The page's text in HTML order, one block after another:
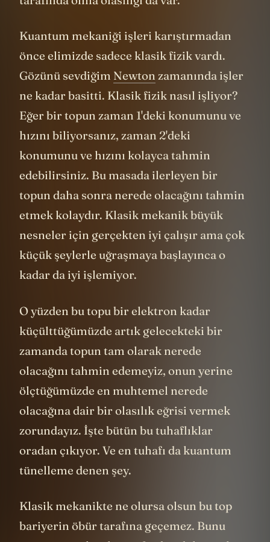
tarafında olma olasılığı da var.
Kuantum mekaniği işleri karıştırmadan
önce elimizde sadece klasik fizik vardı.
Gözünü sevdiğim Newtonzamanında işler
ne kadar basitti. Klasik fizik nasıl işliyor?
Eğer bir topun zaman 1'deki konumunu ve
hızını biliyorsanız, zaman 2'deki
konumunu ve hızını kolayca tahmin
edebilirsiniz. Bu masada ilerleyen bir
topun daha sonra nerede olacağını tahmin
etmek kolaydır. Klasik mekanik büyük
nesneler için gerçekten iyi çalışır ama çok
küçük şeylerle uğraşmaya başlayınca o
kadar da iyi işlemiyor.
O yüzden bu topu bir elektron kadar
küçülttüğümüzde artık gelecekteki bir
zamanda topun tam olarak nerede
olacağını tahmin edemeyiz, onun yerine
ölçtüğümüzde en muhtemel nerede
olacağına dair bir olasılık eğrisi vermek
zorundayız. İşte bütün bu tuhaflıklar
oradan çıkıyor. Ve en tuhafı da kuantum
tünelleme denen şey.
Klasik mekanikte ne olursa olsun bu top
bariyerin öbür tarafına geçemez. Bunu